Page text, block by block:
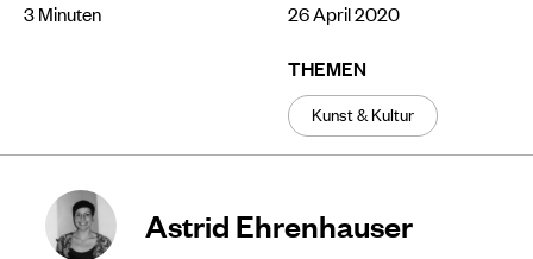
3Minuten
26 April 2020
THEMEN
Kunst & Kultur
Astrid Ehrenhauser